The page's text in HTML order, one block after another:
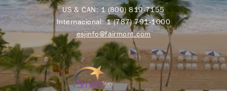
US & CAN: 1 (800) 819-7155
Internacional:1 (787) 791-1000
esjinfo@fairmont.com